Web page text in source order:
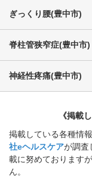
ぎっくり腰(豊中市)
脊柱管狭窄症(豊中市)
神経性疼痛(豊中市)
《掲載
掲載している各種情
社eヘルスケアが調査
載に努めております
ん。